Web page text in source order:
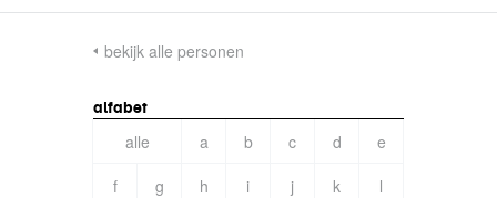
bekijk alle personen
alfabet
alle a b c d
e
f
g h i j k
l